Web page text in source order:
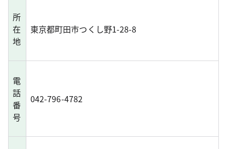
所
在
地
東京都町田市つくし野1-28-8
電
話
番
号
042-796-4782